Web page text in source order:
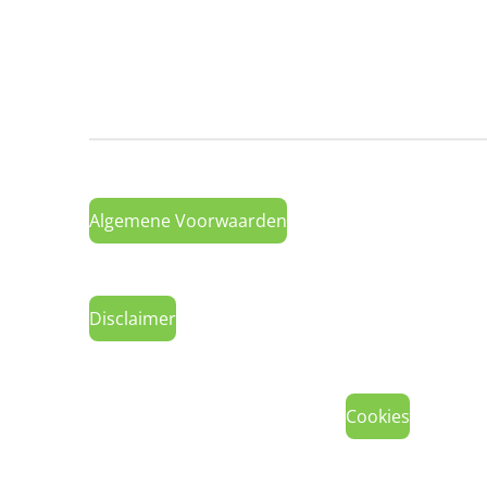
Algemene Voorwaarden
Disclaimer
Cookies